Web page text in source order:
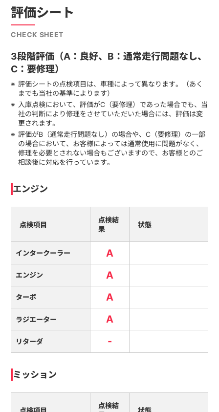
評価シート
CHECK SHEET
3段階評価（A：良好、B：通常走行問題なし、
C：要修理）
評価シートの点検項目は、車種によって異なります。（あく
までも当社の基準によります）
入庫点検において、評価がC（要修理）であった場合でも、当
社の判断により修理をさせていただいた場合には、評価は変
更されます。
評価がB（通常走行問題なし）の場合や、C（要修理）の一部
の場合において、お客様によっては通常使用に問題がなく、
修理を必要とされない場合もございますので、お客様とのご
相談後に対応を行っています。
エンジン
点検項目
点検結
果
状態
インタークーラー A
エンジン A
ターボ A
ラジエーター A
リターダ -
ミッション
点検項目
点検結
状態